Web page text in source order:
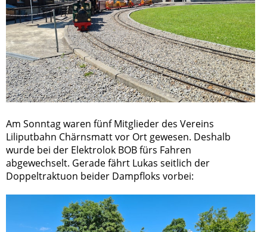
Am Sonntag waren fünf Mitglieder des Vereins
Liliputbahn Chärnsmatt vor Ort gewesen. Deshalb
wurde bei der Elektrolok BOB fürs Fahren
abgewechselt. Gerade fährt Lukas seitlich der
Doppeltraktuon beider Dampfloks vorbei: